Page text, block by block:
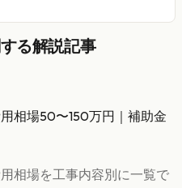
る解説記事
相場50〜150万円｜補助金
相場を工事内容別に一覧で